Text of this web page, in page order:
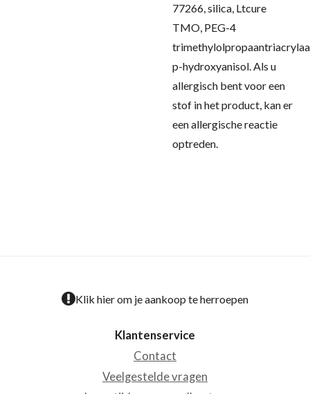
77266, silica, Ltcure
TMO, PEG-4
p-hydroxyanisol.Als u
allergisch bent voor een
stof in het product, kan er
een allergische reactie
optreden.
Klik hier om je aankoop te herroepen
Klantenservice
Contact
Veelgestelde vragen